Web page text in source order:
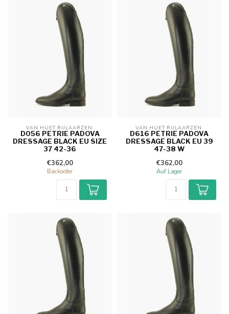
VAN HUET RIJLAARZEN
D056 PETRIE PADOVA
DRESSAGE BLACK EU SIZE
37 42-36
€362,00
Backorder
VAN HUET RIJLAARZEN
D616 PETRIE PADOVA
DRESSAGE BLACK EU 39
47-38 W
€362,00
Auf Lager